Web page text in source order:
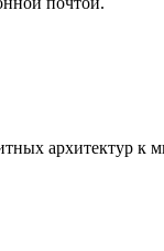
архитектур к